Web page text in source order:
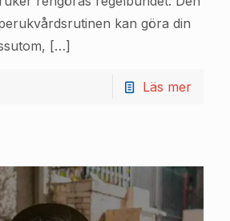
kan göra din
[…]
Läs mer